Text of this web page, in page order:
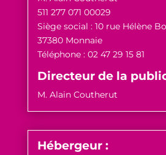
511 277 071 00029
Siège social : 10 rue Hélène
37380 Monnaie
Téléphone : 02 47 29 15 81
Directeur de la
M. Alain Coutherut
Hébergeur :